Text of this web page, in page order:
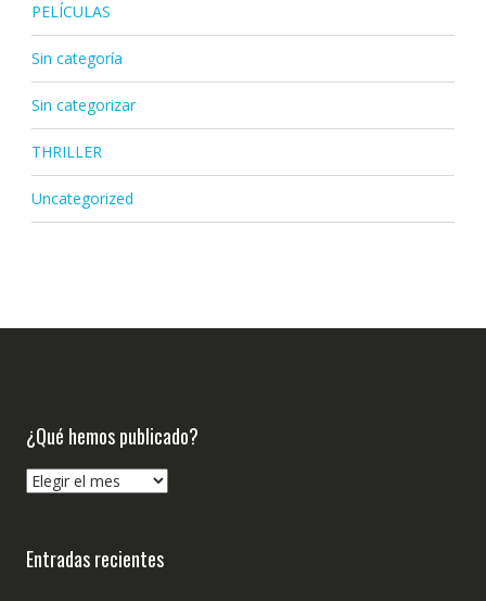
PELÍCULAS
Sin categoría
Sin categorizar
THRILLER
Uncategorized
¿Qué hemos publicado?
¿Qué
Entradas recientes